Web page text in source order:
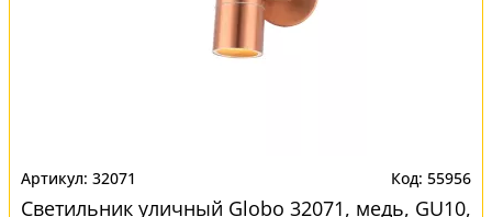
32071 55956
Светильник уличный Globo 32071, медь, GU10,